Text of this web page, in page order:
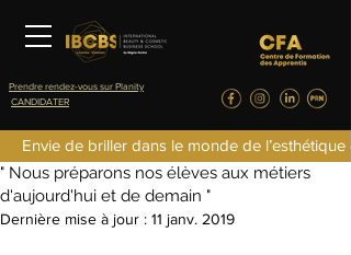
CANDIDATER
Prendre rendez-vous sur Planity
Envie de briller dans le monde de
" Nous préparons nos élèves aux métiers
d'aujourd'hui et de demain "
fredericlefret4
23 nov. 2018
4 min de lecture
Dernière mise à jour : 11 janv. 2019